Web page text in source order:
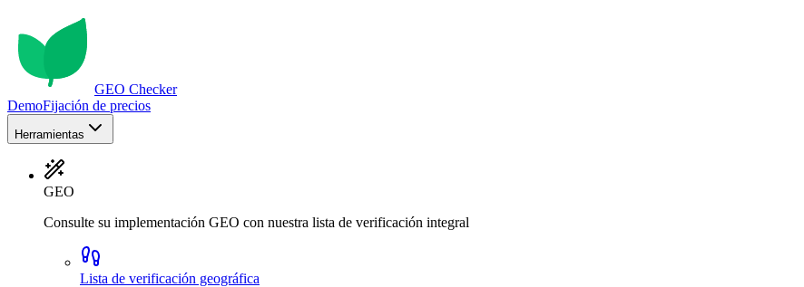
GEO Checker
DemoFijación de precios
Herramientas
GEO
Consulte su implementación GEO con nuestra lista de verificación integral
Lista de verificación geográfica